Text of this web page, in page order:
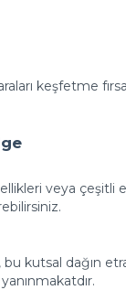
keşfetme
veya
kutsal dağın